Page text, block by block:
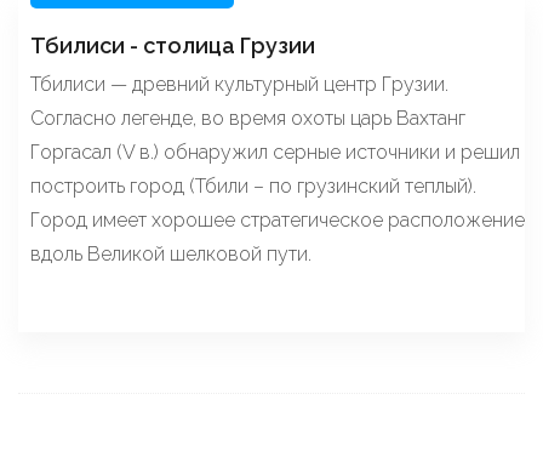
Тбилиси - столица Грузии
Тбилиси — древний культурный центр Грузии.
Согласно легенде, во время охоты царь Вахтанг
Горгасал (V в.) обнаружил серные источники и решил
построить город (Тбили – по грузинский теплый).
Город имеет хорошее стратегическое расположение
вдоль Великой шелковой пути.